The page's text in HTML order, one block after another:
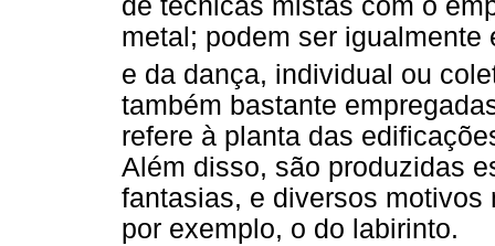
de técnicas mistas com o
metal; podem ser
e da dança, individual ou
também bastante
refere à planta das
Além disso, são produzidas
fantasias, e diversos
por exemplo, o do labirinto.